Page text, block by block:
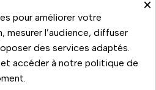
×
pour améliorer votre
mesurer l’audience, diffuser
des services adaptés.
accéder à notre politique de